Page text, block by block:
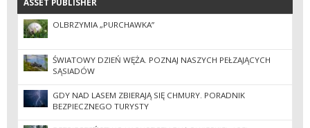
ASSET PUBLISHER
ASSET PUBLISHER
OLBRZYMIA „PURCHAWKA”
ŚWIATOWY DZIEŃ WĘŻA. POZNAJ NASZYCH PEŁZAJĄCYCH
SĄSIADÓW
GDY NAD LASEM ZBIERAJĄ SIĘ CHMURY. PORADNIK
BEZPIECZNEGO TURYSTY